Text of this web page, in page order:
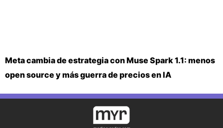
Meta cambia de estrategia con Muse Spark 1.1: menos
open source y más guerra de precios en IA